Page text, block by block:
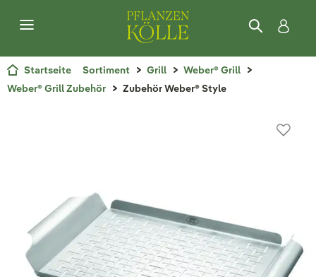
Startseite Sortiment Grill
Weber® Grill
Weber® Grill Zubehör
Zubehör Weber® Style